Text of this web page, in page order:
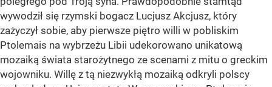
wywodził się rzymski bogacz Lucjusz Akcjusz, który
zażyczył sobie, aby pierwsze piętro willi w pobliskim
Ptolemais na wybrzeżu Libii udekorowano unikatową
mozaiką świata starożytnego ze scenami z mitu o greckim
wojowniku. Willę z tą niezwykłą mozaiką odkryli polscy